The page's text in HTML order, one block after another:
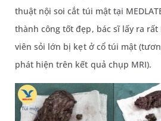
thuật nội soi cắt túi mật tại
thành công tốt đẹp, bác sĩ lấy ra rất
viên sỏi lớn bị kẹt ở cổ túi mật
phát hiệntrên kết quả chụp MRI).